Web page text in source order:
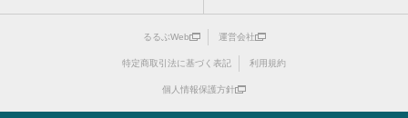
るるぶWeb 運営会社
特定商取引法に基づく表記 利用規約
個人情報保護方針